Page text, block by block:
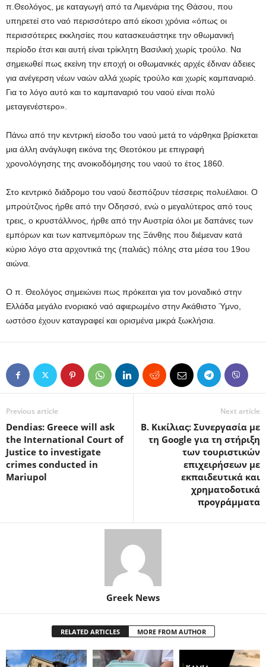
π.Θεολόγος, με καταγωγή από τα Λιμενάρια της Θάσου, που
υπηρετεί στο ναό περισσότερο από είκοσι χρόνια «όπως οι
περισσότερες εκκλησίες που κατασκευάστηκε την οθωμανική
περίοδο έτσι και αυτή είναι τρίκλητη Βασιλική χωρίς τρούλο. Να
σημειωθεί πως εκείνη την εποχή οι οθωμανικές αρχές έδιναν άδειες
για ανέγερση νέων ναών αλλά χωρίς τρούλο και χωρίς καμπαναριό.
Για το λόγο αυτό και το καμπαναριό του ναού είναι πολύ
μεταγενέστερο».
Πάνω από την κεντρική είσοδο του ναού μετά το νάρθηκα βρίσκεται
μια άλλη ανάγλυφη εικόνα της Θεοτόκου με επιγραφή
χρονολόγησης της ανοικοδόμησης του ναού το έτος 1860.
Στο κεντρικό διάδρομο του ναού δεσπόζουν τέσσερις πολυέλαιοι. Ο
μπρούτζινος ήρθε από την Οδησσό, ενώ ο μεγαλύτερος από τους
τρεις, ο κρυστάλλινος, ήρθε από την Αυστρία όλοι με δαπάνες των
εμπόρων και των καπνεμπόρων της Ξάνθης που διέμεναν κατά
κύριο λόγο στα αρχοντικά της (παλιάς) πόλης στα μέσα του 19ου
αιώνα.
Ο π. Θεολόγος σημειώνει πως πρόκειται για τον μοναδικό στην
Ελλάδα μεγάλο ενοριακό ναό αφιερωμένο στην Ακάθιστο Ύμνο,
ωστόσο έχουν καταγραφεί και ορισμένα μικρά ξωκλήσια.
Previous article
Dendias: Greece will ask
the International Court of
Justice to investigate
crimes conducted in
Mariupol
Next article
Β. Κικίλιας: Συνεργασία με
τη Google για τη στήριξη
των τουριστικών
επιχειρήσεων με
εκπαιδευτικά και
χρηματοδοτικά
προγράμματα
Greek News
RELATED ARTICLES MORE FROM AUTHOR